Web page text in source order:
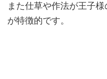
また仕草や作法が王子
が特徴的です。